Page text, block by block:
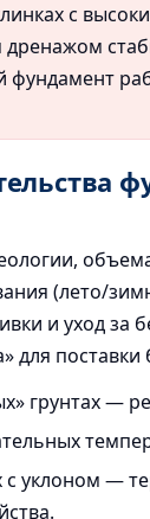
с
фундамент
(лето/
и уход
для
грунтах —
с уклоном —